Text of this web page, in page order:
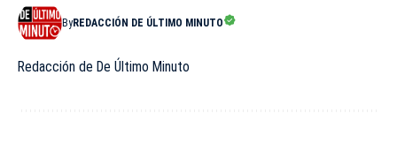
ByREDACCIÓN DE ÚLTIMO MINUTO
Redacción de De Último Minuto